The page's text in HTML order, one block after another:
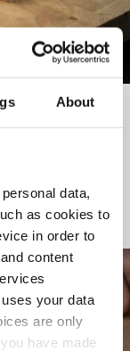
About
data,
as cookies to
in order to
content
your data
are only
have made